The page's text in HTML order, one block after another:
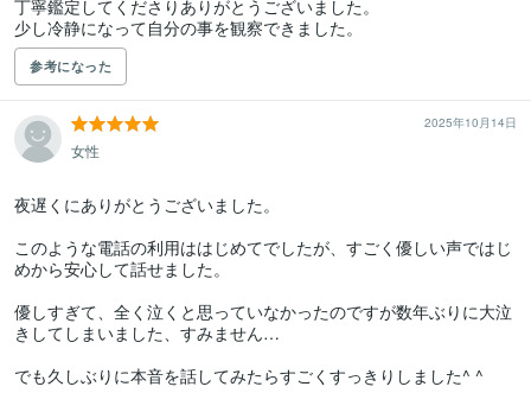
丁寧鑑定してくださりありがとうございました。
少し冷静になって自分の事を観察できました。
参考になった
2025年10月14日
女性
夜遅くにありがとうございました。
このような電話の利用ははじめてでしたが、すごく優しい声ではじ
めから安心して話せました。
優しすぎて、全く泣くと思っていなかったのですが数年ぶりに大泣
きしてしまいました、すみません…
でも久しぶりに本音を話してみたらすごくすっきりしました^ ^